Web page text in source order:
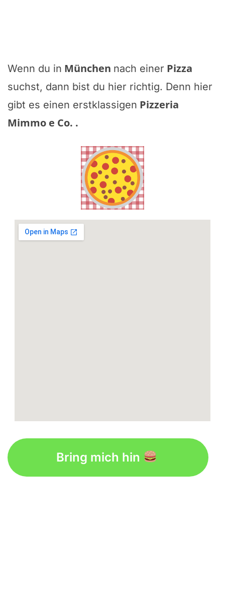
Wenn du in München nach einer Pizza
suchst, dann bist du hier richtig. Denn hier
gibt es einen erstklassigen Pizzeria
Mimmo e Co. .
Bring mich hin